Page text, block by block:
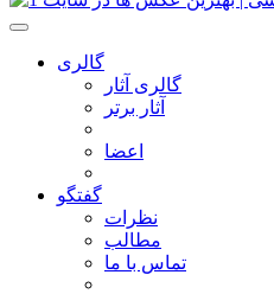
گالری
گالری آثار
آثار برتر
اعضا
گفتگو
نظرات
مطالب
تماس با ما